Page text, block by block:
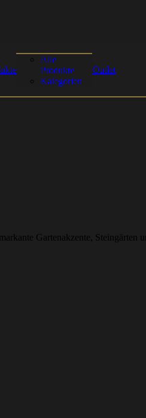
Alle
Produkte
Kategorien
Outlet
Gartenakzente, Steingärten